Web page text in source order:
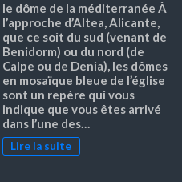
le dôme de la méditerranée À
l’approche d’Altea, Alicante,
que ce soit du sud (venant de
Benidorm) ou du nord (de
Calpe ou de Denia), les dômes
en mosaïque bleue de l’église
sont un repère qui vous
indique que vous êtes arrivé
dans l’une des…
Lire la suite